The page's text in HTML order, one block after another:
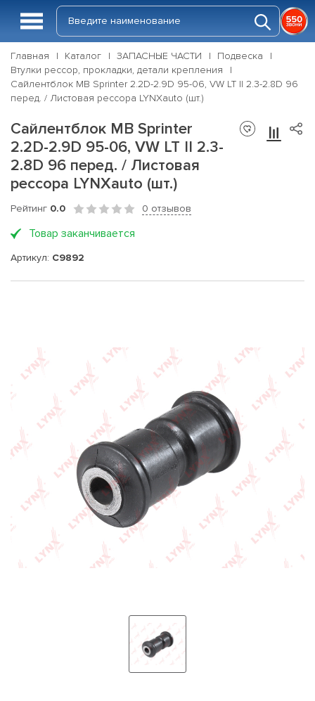
Главная Каталог ЗАПАСНЫЕ ЧАСТИ
Подвеска
Втулки рессор, прокладки, детали крепления
Сайлентблок MB Sprinter 2.2D-2.9D 95-06, VW LT II 2.3-2.8D 96
перед. / Листовая рессора LYNXauto (шт.)
Сайлентблок MB Sprinter
2.2D-2.9D 95-06, VW LT II 2.3-
2.8D 96 перед. / Листовая
рессора LYNXauto (шт.)
Рейтинг 0.0 0 отзывов
Товар заканчивается
Артикул: C9892